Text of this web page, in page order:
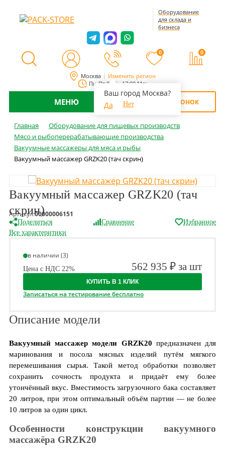
Москва Изменить регион
Ваш город Москва?
Да
Нет
Пн-Пт 8:00 - 17:00 Мск
Оборудование
для склада и
бизнеса
0 0
МЕНЮ ОБРАТНЫЙ ЗВОНОК
Главная
Оборудование для пищевых производств
Мясо и рыбоперерабатывающие производства
Вакуумные массажеры для мяса и рыбы
Вакуумный массажер GRZK20 (тач скрин)
Вакуумный массажер GRZK20 (тач
скрин)
Артикул:00000006151
Поделиться Сравнение
Избранное
Все характеритики
в наличии (3)
Цена с НДС 22% 562 935 ₽ за шт
КУПИТЬ В 1 КЛИК
Записаться на тестирование бесплатно
Описание модели
Вакуумный массажер модели GRZK20 предназначен для
маринования и посола мясных изделий путём мягкого
перемешивания сырья. Такой метод обработки позволяет
сохранить сочность продукта и придаёт ему более
утончённый вкус. Вместимость загрузочного бака составляет
20 литров, при этом оптимальный объём партии — не более
10 литров за один цикл.
Особенности конструкции вакуумного
массажёра GRZK20